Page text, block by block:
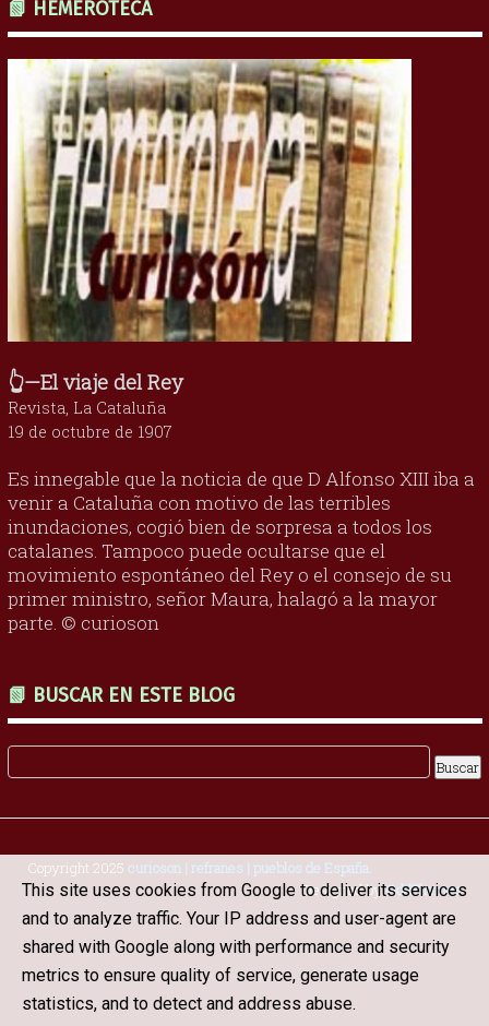
📗 HEMEROTECA
👆—El viaje del Rey
Revista, La Cataluña
19 de octubre de 1907
Es innegable que la noticia de que D Alfonso XIII iba a
venir a Cataluña con motivo de las terribles
inundaciones, cogió bien de sorpresa a todos los
catalanes. Tampoco puede ocultarse que el
movimiento espontáneo del Rey o el consejo de su
primer ministro, señor Maura, halagó a la mayor
parte. © curioson
📗 BUSCAR EN ESTE BLOG
Copyright 2025 curioson | refranes | pueblos de España
Designed byOddThemes
This site uses cookies from Google to deliver its services
and to analyze traffic. Your IP address and user-agent are
shared with Google along with performance and security
metrics to ensure quality of service, generate usage
statistics, and to detect and address abuse.